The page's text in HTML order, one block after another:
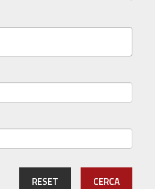
RESET CERCA